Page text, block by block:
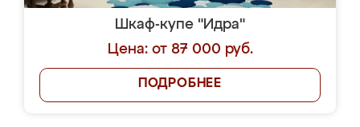
Шкаф-купе "Идра"
Цена: от 87 000 руб.
ПОДРОБНЕЕ